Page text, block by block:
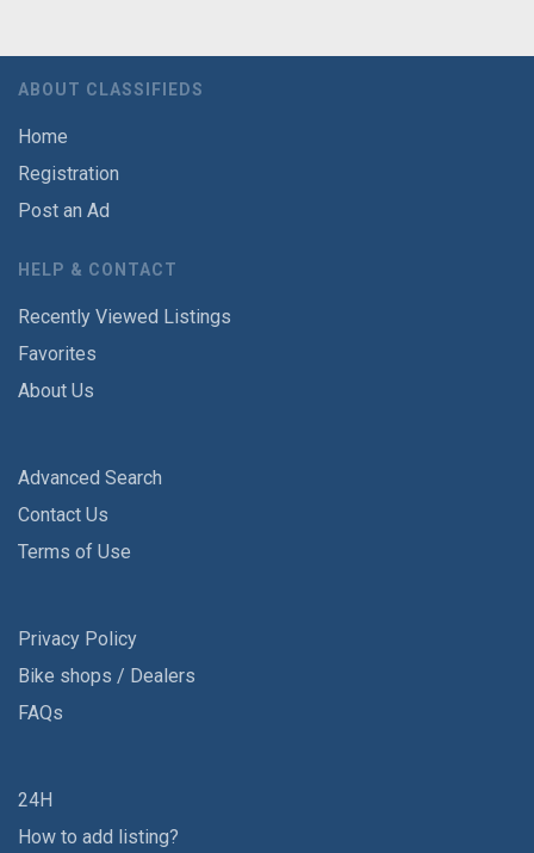
ABOUT CLASSIFIEDS
Home
Registration
Post an Ad
HELP & CONTACT
Recently Viewed Listings
Favorites
About Us
Advanced Search
Contact Us
Terms of Use
Privacy Policy
Bike shops / Dealers
FAQs
24H
How to add listing?